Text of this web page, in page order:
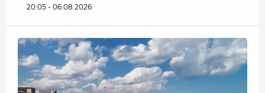
20:05 - 06.08.2026